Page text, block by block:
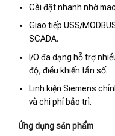
Cài đặt nhanh nhờ
Giao tiếp USS/
SCADA.
I/O đa dạng hỗ trợ
độ, điều khiển tần số.
Linh kiện Siemens
và chi phí bảo trì.
Ứng dụng sản phẩm